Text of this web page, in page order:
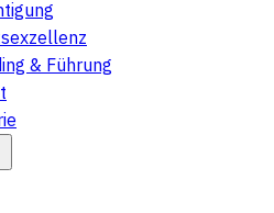
& Führung